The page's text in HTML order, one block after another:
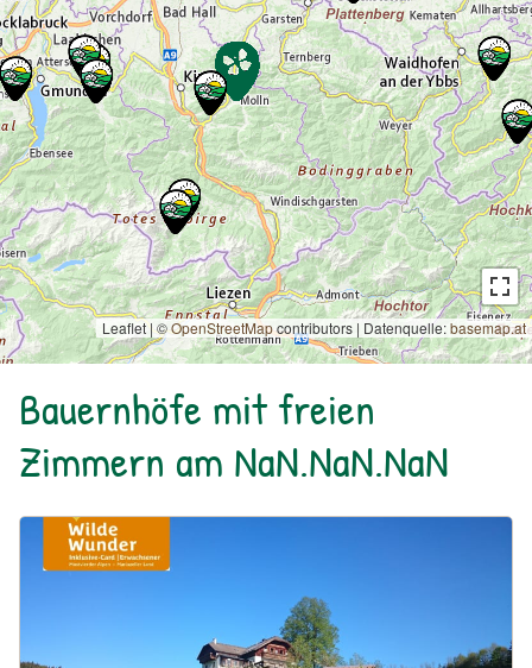
Leaflet | ©OpenStreetMapcontributors | Datenquelle:basemap.at
Bauernhöfe mit freien
Zimmern am NaN.NaN.NaN
Urlaub am Bauernhof: Bio Bauernhof Kurzeck